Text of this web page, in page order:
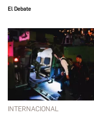
El Debate
INTERNACIONAL